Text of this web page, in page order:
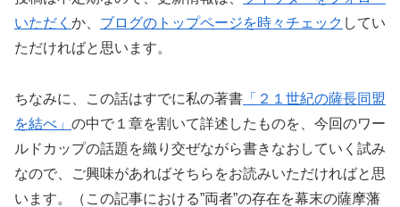
いただく か、 ブログのトップページを時々チェック してい
ただければと思います。
ちなみに、この話はすでに私の著書 「２１世紀の薩長同盟
を結べ」 の中で１章を割いて詳述したものを、今回のワー
ルドカップの話題を織り交ぜながら書きなおしていく試み
なので、ご興味があればそちらをお読みいただければと思
います。（この記事における”両者”の存在を幕末の薩摩藩